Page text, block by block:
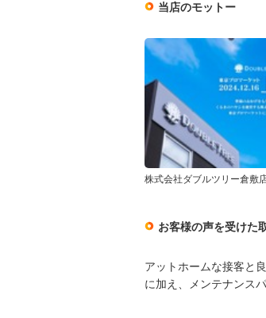
当店のモットー
株式会社ダブルツリー倉敷
お客様の声を受けた
アットホームな接客と
に加え、メンテナンス